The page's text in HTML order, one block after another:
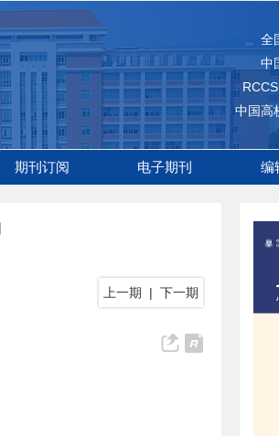
全
中
中国高
期刊订阅 电子期刊 编
上一期 | 下一期